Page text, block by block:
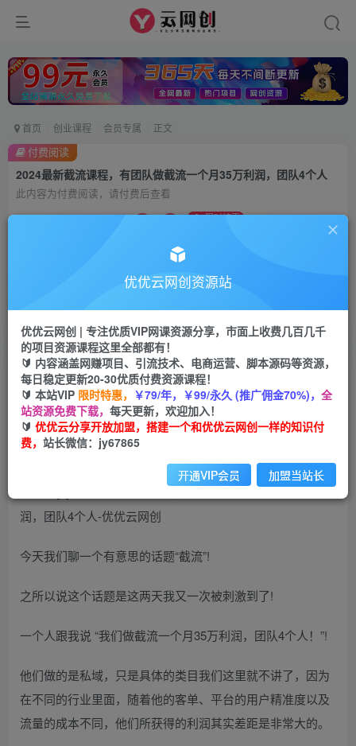
首页 创业课程 会员专属 正文
2024最新截流课程，有团队做截流一个月35万利润，团队4个人
此内容为付费阅读，请付费后查看
9.9 限时特惠
立即购买
付费阅读
2024最新截流课程，有团队做截流一个月35万利
润，团队4个人
优优云网创
2年前更新
关注 私信
939 64
今天我们聊一个有意思的话题“截流”!
之所以说这个话题是这两天我又一次被刺激到了!
一个人跟我说 “我们做截流一个月35万利润，团队4个人！”!
他们做的是私域，只是具体的类目我们这里就不讲了，因为
在不同的行业里面，随着他的客单、平台的用户精准度以及
流量的成本不同，他们所获得的利润其实差距是非常大的。
优优云网创资源站
优优云网创 | 专注优质VIP网课资源分享，市面上收费几百几千
的项目资源课程这里全部都有！
🔰 内容涵盖网赚项目、引流技术、电商运营、脚本源码等资源，
每日稳定更新20-30优质付费资源课程！
🔰 本站VIP 限时特惠， ￥79/年，￥99/永久 (推广佣金70%)， 全
站资源免费下载， 每天更新，欢迎加入！
🔰 优优云分享开放加盟，搭建一个和优优云网创一样的知识付
费， 站长微信：jy67865
开通VIP会员 加盟当站长